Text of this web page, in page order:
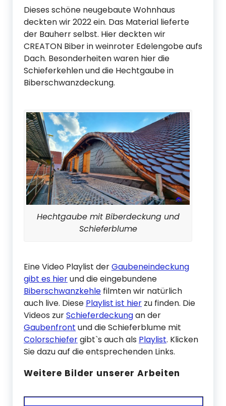
Dieses schöne neugebaute Wohnhaus
deckten wir 2022 ein. Das Material lieferte
der Bauherr selbst. Hier deckten wir
CREATON Biber in weinroter Edelengobe aufs
Dach. Besonderheiten waren hier die
Schieferkehlen und die Hechtgaube in
Biberschwanzdeckung.
Hechtgaube mit Biberdeckung und
Schieferblume
Eine Video Playlist derGaubeneindeckung
gibt es hierund die eingebundene
Biberschwanzkehle filmten wir natürlich
auch live. Diese Playlist ist hier zu finden. Die
Videos zurSchieferdeckungan der
Gaubenfront und die Schieferblume mit
Colorschiefergibt`s auch als Playlist. Klicken
Sie dazu auf die entsprechenden Links.
Weitere Bilder unserer Arbeiten